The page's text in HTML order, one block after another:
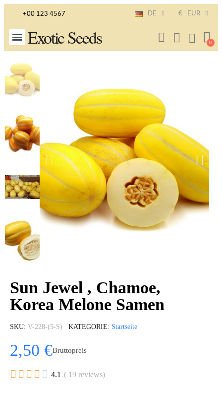
+00 123 4567 DE € EUR
Exotic Seeds
Sun Jewel , Chamoe,
Korea Melone Samen
SKU V-228-(5-S) KATEGORIE Startseite
2,50 €Bruttopreis
     4.1 ( 19 reviews)